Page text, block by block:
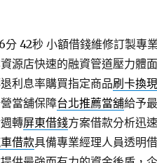
分 42秒小額借錢維修訂製專
源店快速的融資管道壓力體面
利息率購買指定商品刷卡換
當舖保障台北推薦當舖給予
轉屏東借錢方案借款分析迅
借款具備專業經理人員透明